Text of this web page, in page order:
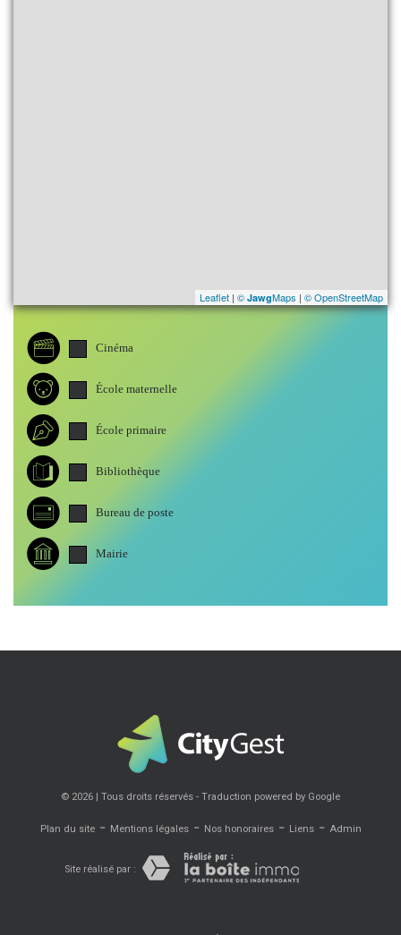
Leaflet | © JawgMaps | © OpenStreetMap
Cinéma
École maternelle
École primaire
Bibliothèque
Bureau de poste
Mairie
© 2026 | Tous droits réservés - Traduction powered by Google
Plan du site- Mentions légales- Nos honoraires- Liens- Admin
Site réalisé par :